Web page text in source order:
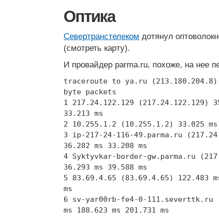
Оптика
Севертранстелеком дотянул
(смотреть карту).
И провайдер parma.ru, похоже, на нее
traceroute to ya.ru
byte packets
1 217.24.122.129 (217.24.122.129)
33.213 ms
2 10.255.1.2 (10.255.1.2) 33.025 ms
3 ip-217-24-116-49.parma.ru
36.282 ms 33.208 ms
4 Syktyvkar-border-gw.parma.ru
36.293 ms 39.588 ms
5 83.69.4.65 (83.69.4.65) 122.483
ms
6 sv-yar00rb-fe4-0-111.severttk.ru
ms 188.623 ms 201.731 ms